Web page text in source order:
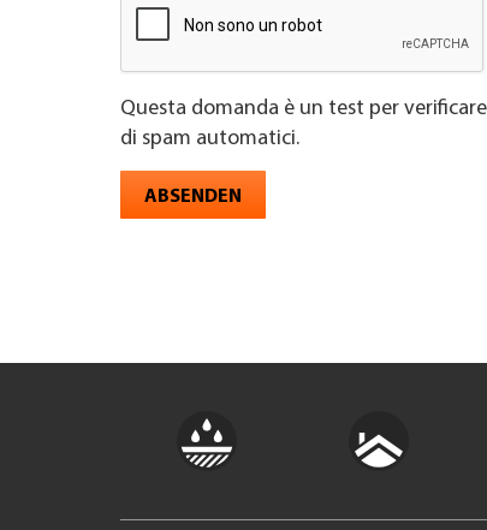
Questa domanda è un test per
di spam automatici.
ABSENDEN